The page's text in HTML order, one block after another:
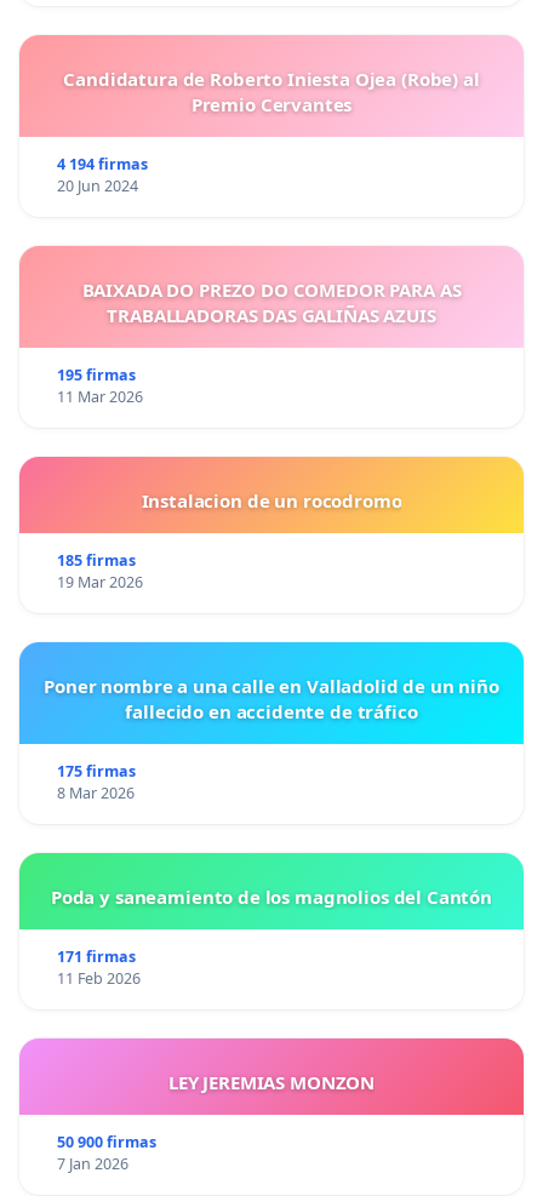
Candidatura de Roberto Iniesta Ojea (Robe) al
Premio Cervantes
4 194 firmas
20 Jun 2024
BAIXADA DO PREZO DO COMEDOR PARA AS
TRABALLADORAS DAS GALIÑAS AZUIS
195 firmas
11 Mar 2026
Instalacion de un rocodromo
185 firmas
19 Mar 2026
Poner nombre a una calle en Valladolid de un niño
fallecido en accidente de tráfico
175 firmas
8 Mar 2026
Poda y saneamiento de los magnolios del Cantón
171 firmas
11 Feb 2026
LEY JEREMIAS MONZON
50 900 firmas
7 Jan 2026